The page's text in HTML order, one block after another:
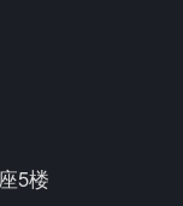
5楼